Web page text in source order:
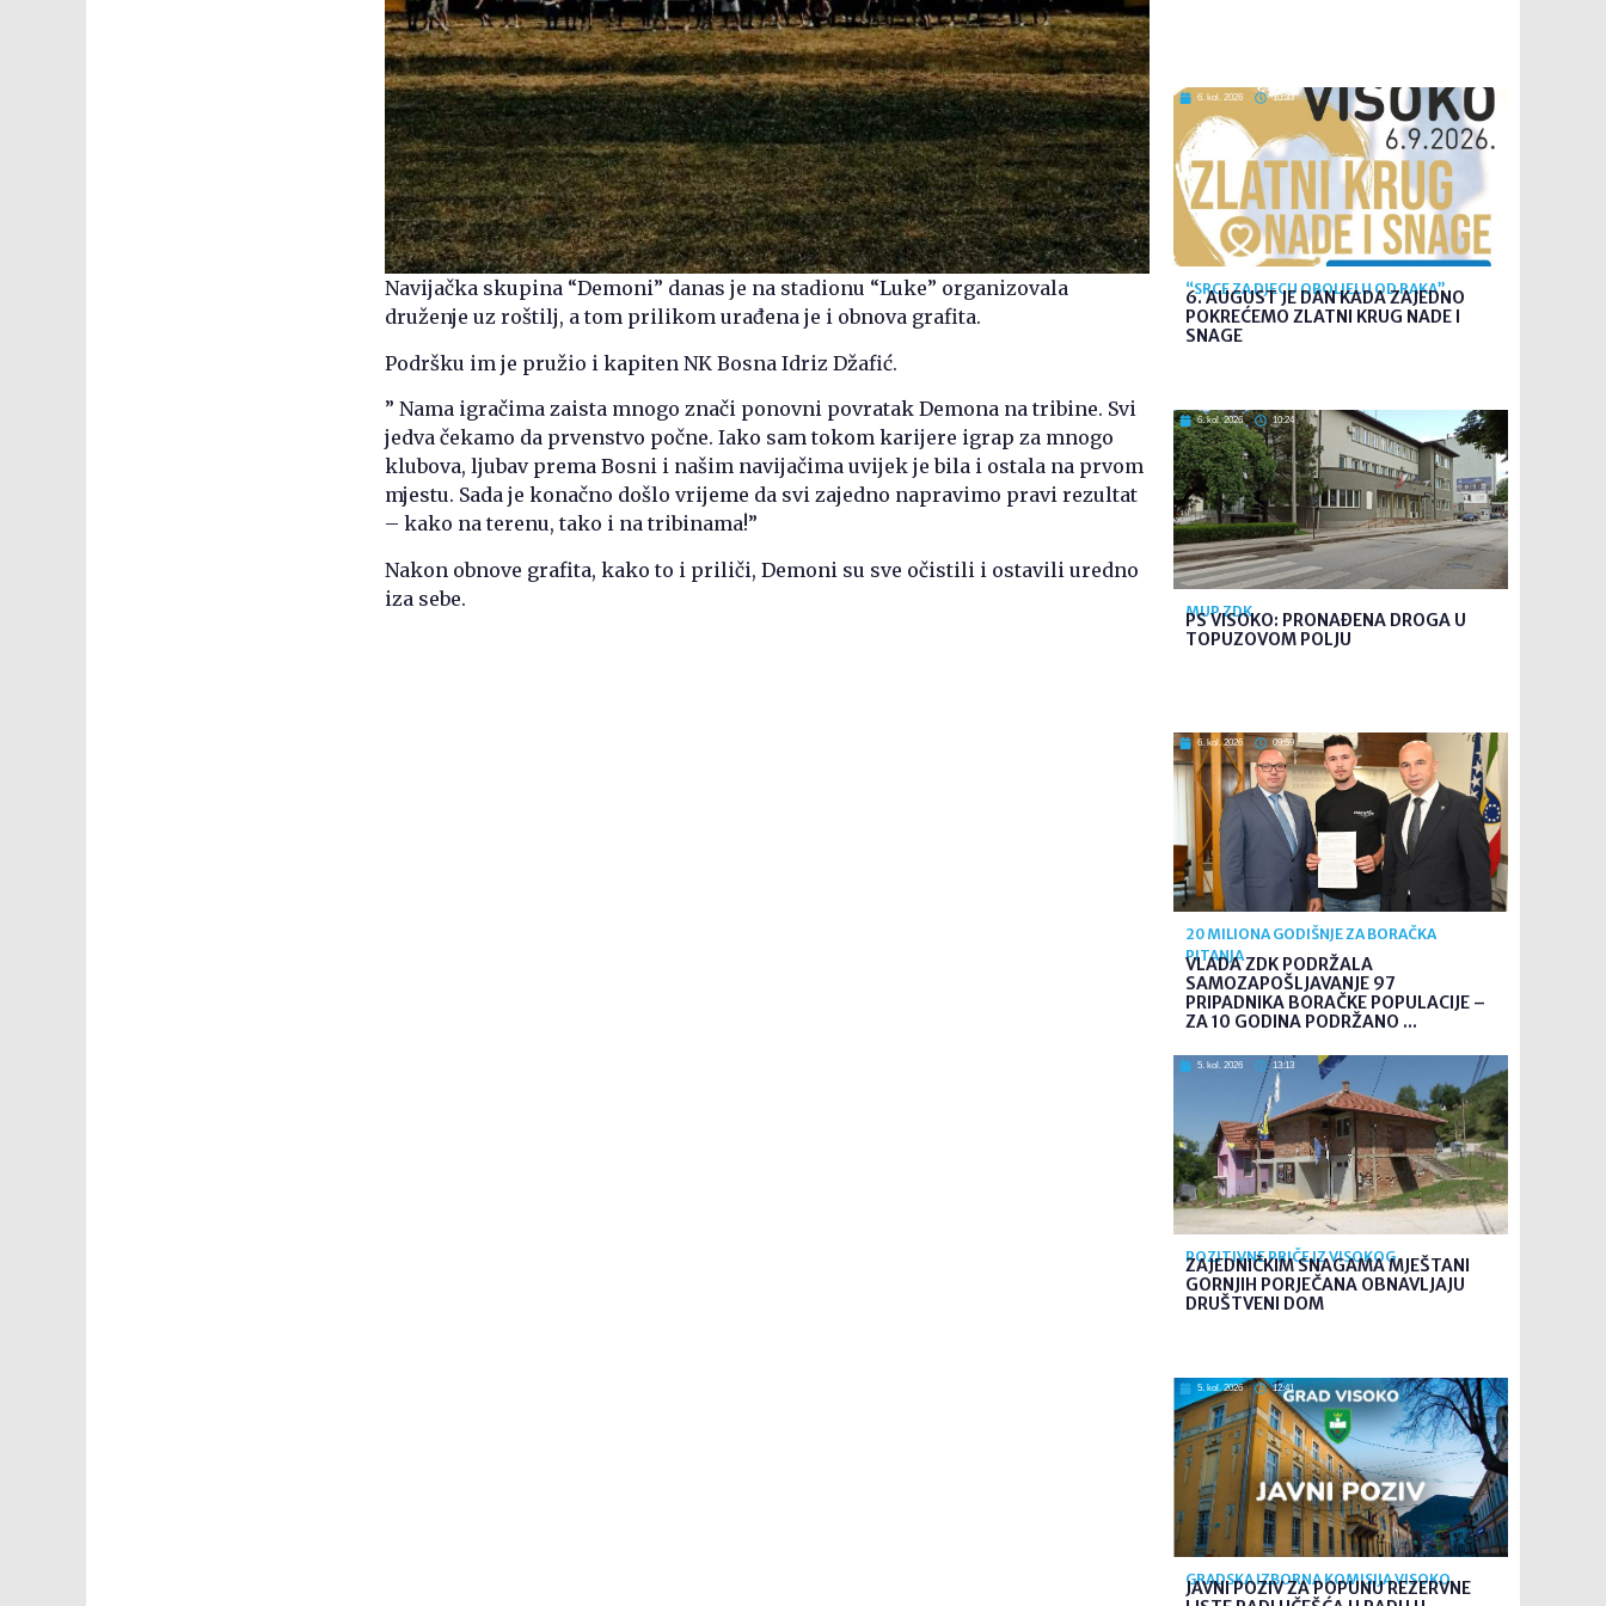
Navijačka skupina “Demoni” danas je na stadionu “Luke” organizovala
druženje uz roštilj, a tom prilikom urađena je i obnova grafita.
Podršku im je pružio i kapiten NK Bosna Idriz Džafić.
​” Nama igračima zaista mnogo znači ponovni povratak Demona na tribine. Svi
jedva čekamo da prvenstvo počne. Iako sam tokom karijere igrap za mnogo
klubova, ljubav prema Bosni i našim navijačima uvijek je bila i ostala na prvom
mjestu. Sada je konačno došlo vrijeme da svi zajedno napravimo pravi rezultat
– kako na terenu, tako i na tribinama!”
Nakon obnove grafita, kako to i priliči, Demoni su sve očistili i ostavili uredno
iza sebe.
6. kol. 2026 10:33
“SRCE ZA DJECU OBOLJELU OD RAKA”
6. AUGUST JE DAN KADA ZAJEDNO
POKREĆEMO ZLATNI KRUG NADE I
SNAGE
6. kol. 2026 10:24
MUP ZDK
PS VISOKO: PRONAĐENA DROGA U
TOPUZOVOM POLJU
6. kol. 2026 09:59
20 MILIONA GODIŠNJE ZA BORAČKA
PITANJA
VLADA ZDK PODRŽALA
SAMOZAPOŠLJAVANJE 97
PRIPADNIKA BORAČKE POPULACIJE –
ZA 10 GODINA PODRŽANO ...
5. kol. 2026 13:13
POZITIVNE PRIČE IZ VISOKOG
ZAJEDNIČKIM SNAGAMA MJEŠTANI
GORNJIH PORJEČANA OBNAVLJAJU
DRUŠTVENI DOM
5. kol. 2026 12:41
GRADSKA IZBORNA KOMISIJA VISOKO
JAVNI POZIV ZA POPUNU REZERVNE